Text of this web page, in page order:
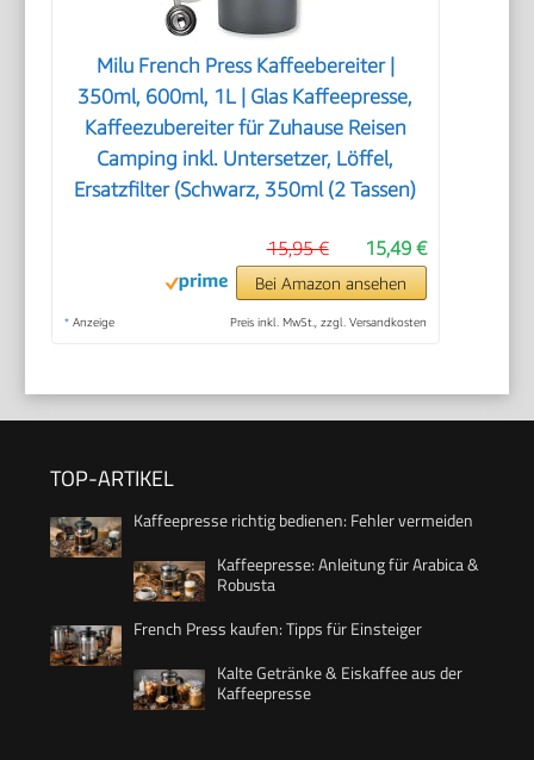
Milu French Press Kaffeebereiter |
350ml, 600ml, 1L | Glas Kaffeepresse,
Kaffeezubereiter für Zuhause Reisen
Camping inkl. Untersetzer, Löffel,
Ersatzfilter (Schwarz, 350ml (2 Tassen)
15,49 €
15,95 €
Bei Amazon ansehen
* Anzeige Preis inkl. MwSt., zzgl. Versandkosten
TOP-ARTIKEL
Kaffeepresse richtig bedienen: Fehler vermeiden
Kaffeepresse: Anleitung für Arabica &
Robusta
French Press kaufen: Tipps für Einsteiger
Kalte Getränke & Eiskaffee aus der
Kaffeepresse